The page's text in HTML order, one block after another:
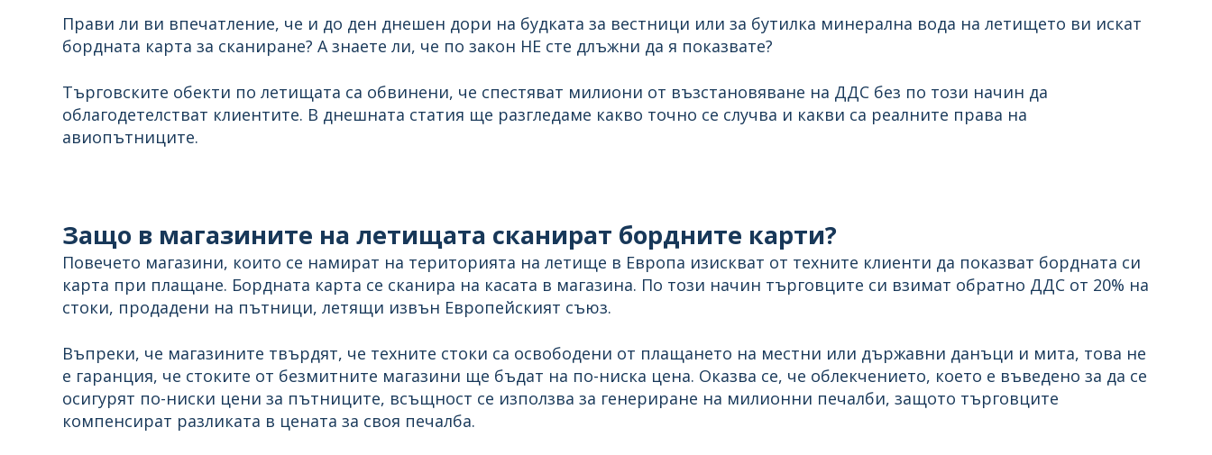
Прави ли ви впечатление, че и до ден днешен дори на будката за вестници или за бутилка минерална вода на летището ви искат
бордната карта за сканиране? А знаете ли, че по закон НЕ сте длъжни да я показвате?
Търговските обекти по летищата са обвинени, че спестяват милиони от възстановяване на ДДС без по този начин да
облагодетелстват клиентите. В днешната статия ще разгледаме какво точно се случва и какви са реалните права на
авиопътниците.
Защо в магазините на летищата сканират бордните карти?
Повечето магазини, които се намират на територията на летище в Европа изискват от техните клиенти да показват бордната си
карта при плащане. Бордната карта се сканира на касата в магазина. По този начин търговците си взимат обратно ДДС от 20% на
стоки, продадени на пътници, летящи извън Европейският съюз.
Въпреки, че магазините твърдят, че техните стоки са освободени от плащането на местни или държавни данъци и мита, това не
е гаранция, че стоките от безмитните магазини ще бъдат на по-ниска цена. Оказва се, че облекчението, което е въведено за да се
осигурят по-ниски цени за пътниците, всъщност се използва за генериране на милионни печалби, защото търговците
компенсират разликата в цената за своя печалба.